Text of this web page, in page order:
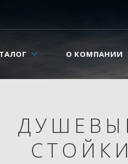
О КОМПАНИИ